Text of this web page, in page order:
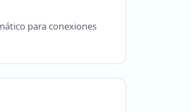
para conexiones